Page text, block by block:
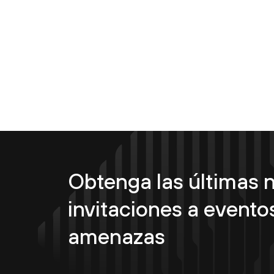
Obtenga las últimas
invitaciones a
amenazas